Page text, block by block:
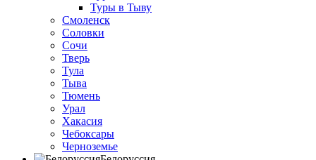
Туры в Тыву
Смоленск
Соловки
Сочи
Тверь
Тула
Тыва
Тюмень
Урал
Хакасия
Чебоксары
Черноземье